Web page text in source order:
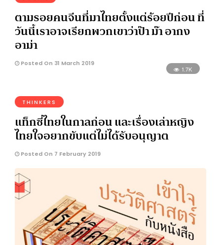
ตามรอยคนจีนที่มาไทยตั้งแต่ร้อยปีก่อน ที่
วันนี้เราอาจเรียกพวกเขาว่าป๊า ม๊า อากง
อาม่า
Posted On 31 March 2019
1.7K
THINKERS
แท็กซี่ไทยในกาลก่อน และเรื่องเล่าหญิง
ไทยใจอยากขับแต่ไม่ได้รับอนุญาต
Posted On 7 February 2019